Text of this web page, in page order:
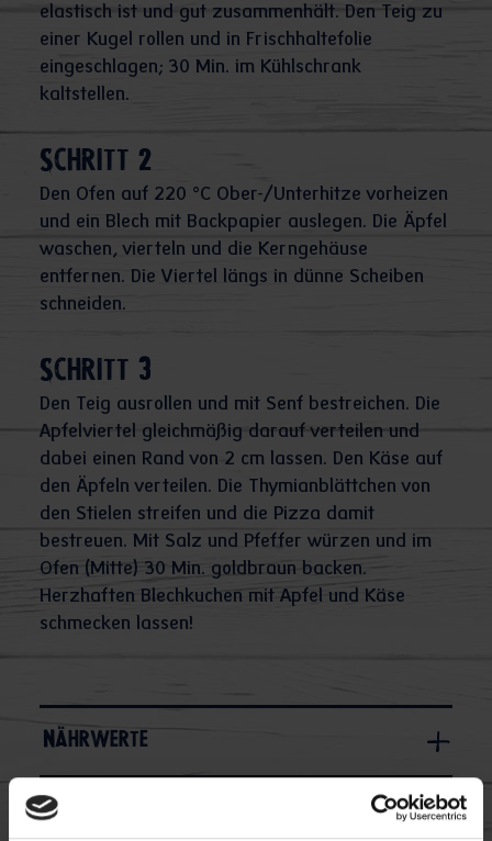
elastisch ist und gut zusammenhält. Den Teig zu
einer Kugel rollen und in Frischhaltefolie
eingeschlagen; 30 Min. im Kühlschrank
kaltstellen.
Schritt 2
Den Ofen auf 220 °C Ober-/Unterhitze vorheizen
und ein Blech mit Backpapier auslegen. Die Äpfel
waschen, vierteln und die Kerngehäuse
entfernen. Die Viertel längs in dünne Scheiben
schneiden.
Schritt 3
Den Teig ausrollen und mit Senf bestreichen. Die
Apfelviertel gleichmäßig darauf verteilen und
dabei einen Rand von 2 cm lassen. Den Käse auf
den Äpfeln verteilen. Die Thymianblättchen von
den Stielen streifen und die Pizza damit
bestreuen. Mit Salz und Pfeffer würzen und im
Ofen (Mitte) 30 Min. goldbraun backen.
Herzhaften Blechkuchen mit Apfel und Käse
schmecken lassen!
Nährwerte